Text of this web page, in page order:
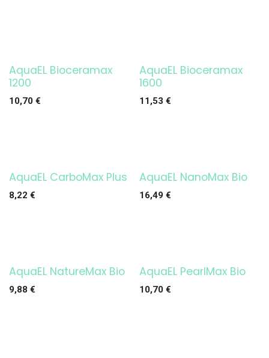
AquaEL Bioceramax
1200
10,70 €
AquaEL Bioceramax
1600
11,53 €
Agotado
AquaEL CarboMax Plus
8,22 €
AquaEL NanoMax Bio
16,49 €
AquaEL NatureMax Bio
9,88 €
AquaEL PearlMax Bio
10,70€